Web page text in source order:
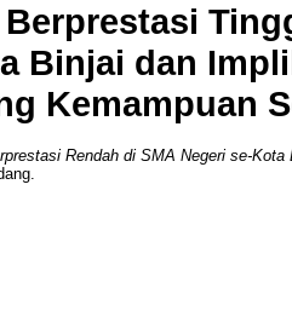
Binjai dan
Kemampuan
Rendah di SMA Negeri se-